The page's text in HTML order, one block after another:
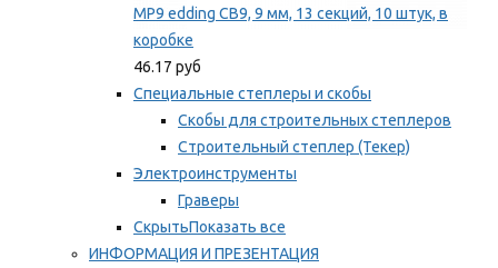
MP9 edding CB9, 9 мм, 13 секций, 10 штук, в
коробке
46.17 руб
Специальные степлеры и скобы
Скобы для строительных степлеров
Строительный степлер (Текер)
Электроинструменты
Граверы
СкрытьПоказать все
ИНФОРМАЦИЯ И ПРЕЗЕНТАЦИЯ